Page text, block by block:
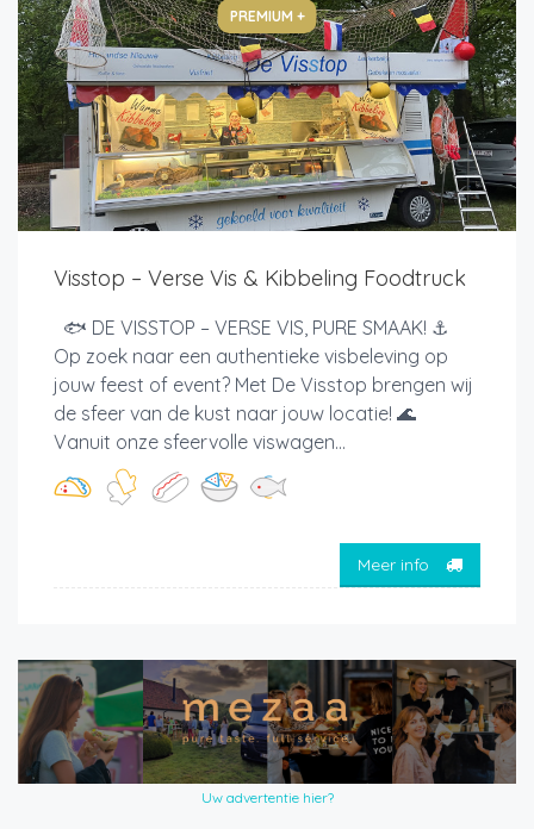
PREMIUM +
Visstop – Verse Vis & Kibbeling Foodtruck
🐟 DE VISSTOP – VERSE VIS, PURE SMAAK! ⚓
Op zoek naar een authentieke visbeleving op
jouw feest of event? Met De Visstop brengen wij
de sfeer van de kust naar jouw locatie! 🌊
Vanuit onze sfeervolle viswagen...
Meer info
Uw advertentie hier?